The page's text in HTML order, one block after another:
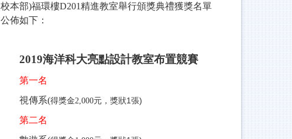
校本部)福環樓D201精進教室舉行頒獎典禮獲獎名單
公佈如下：
2019海洋科大亮點設計教室布置競賽
第一名
視傳系(得獎金2,000元，獎狀1張)
第二名